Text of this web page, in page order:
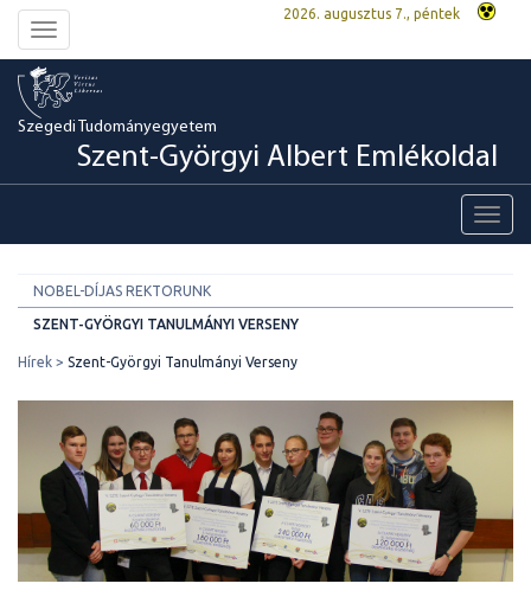
Toggle
navigation
2026. augusztus 7., péntek
Szegedi Tudományegyetem
Szent-Györgyi Albert Emlékoldal
NOBEL-DÍJAS REKTORUNK
SZENT-GYÖRGYI TANULMÁNYI VERSENY
Hírek Szent-Györgyi Tanulmányi Verseny